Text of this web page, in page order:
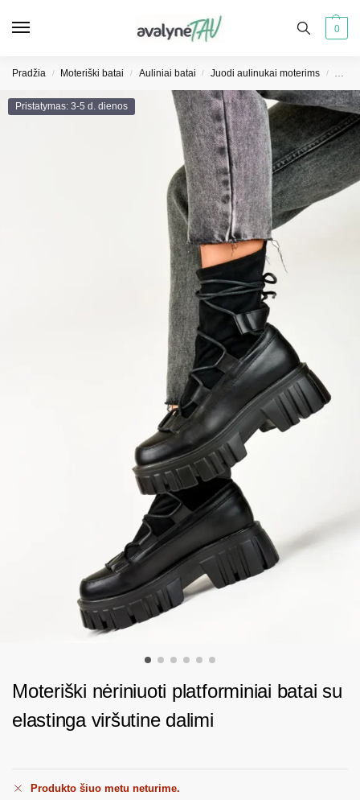
0
Pradžia / Moteriški batai / Auliniai batai / Juodi aulinukai moterims /
Pristatymas: 3-5 d. dienos
Moteriški nėriniuoti platforminiai batai su
elastinga viršutine dalimi
Produkto šiuo metu neturime.